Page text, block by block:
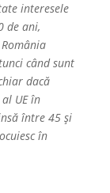
interesele
de ani,
când sunt
dacă
UE în
între 45 și
în